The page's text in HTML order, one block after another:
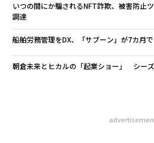
いつの間にか騙されるNFT詐欺、被害防止
調達
船舶労務管理をDX、「サブーン」が7カ月
朝倉未来とヒカルの「起業ショー」 シー